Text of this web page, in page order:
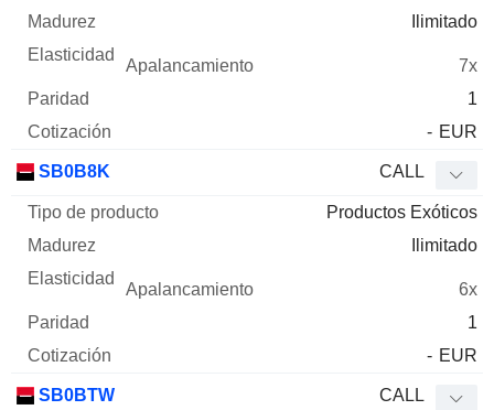
Ilimitado
7x
1
- EUR
SB0B8K CALL
Productos Exóticos
Ilimitado
6x
1
- EUR
SB0BTW CALL